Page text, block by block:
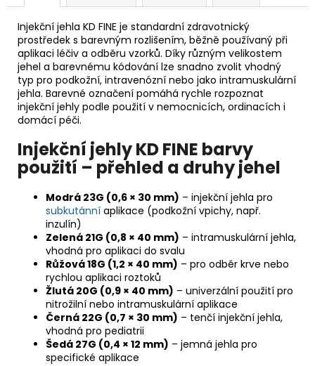
Injekční jehla KD FINE je standardní zdravotnický
prostředek s barevným rozlišením, běžně používaný při
aplikaci léčiv a odběru vzorků. Díky různým velikostem
jehel a barevnému kódování lze snadno zvolit vhodný
typ pro podkožní, intravenózní nebo jako intramuskulární
jehla. Barevné označení pomáhá rychle rozpoznat
injekční jehly podle použití v nemocnicích, ordinacích i
domácí péči.
Injekční jehly KD FINE barvy
použití – přehled a druhy jehel
Modrá 23G (0,6 × 30 mm) – injekční jehla pro
subkutánní aplikace (podkožní vpichy, např.
inzulín)
Zelená 21G (0,8 × 40 mm) – intramuskulární jehla,
vhodná pro aplikaci do svalu
Růžová 18G (1,2 × 40 mm) – pro odběr krve nebo
rychlou aplikaci roztoků
Žlutá 20G (0,9 × 40 mm) – univerzální použití pro
nitrožilní nebo intramuskulární aplikace
Černá 22G (0,7 × 30 mm) – tenčí injekční jehla,
vhodná pro pediatrii
Šedá 27G (0,4 × 12 mm) – jemná jehla pro
specifické aplikace